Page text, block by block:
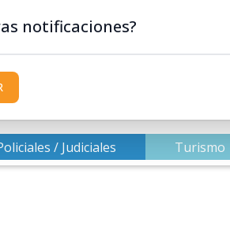
/ Judiciales Turismo
notificaciones?